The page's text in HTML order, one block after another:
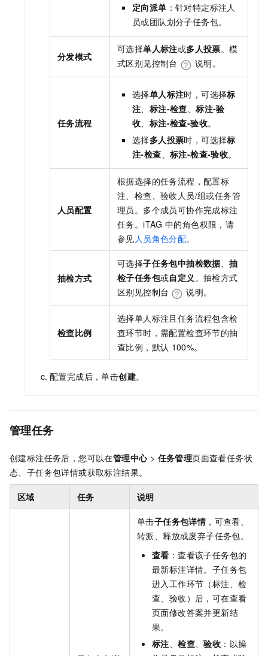
定向派单 ：针对特定标注人
员或团队划分子任务包。
分发模式
可选择单人标注或多人投票。模
式区别见控制台
说明。
任务流程
选择单人标注时，可选择标
注、 标注-检查、标注-验
收、 标注-检查-验收。
选择多人投票时，可选择标
注-检查、标注-检查-验收。
人员配置
根据选择的任务流程，配置标
注、检查、验收人员/组或任务管
理员。多个成员可协作完成标注
任务。iTAG 中的角色权限，请
参见人员角色分配。
抽检方式
可选择子任务包中抽检数据、抽
检子任务包或自定义。抽检方式
区别见控制台
说明。
检查比例
选择单人标注且任务流程包含检
查环节时，需配置检查环节的抽
查比例，默认 100%。
配置完成后，单击创建。
管理任务
创建标注任务后，您可以在管理中心> 任务管理页面查看任务状
态、子任务包详情或获取标注结果。
区域 任务 说明
单击子任务包详情，可查看、
转派、释放或废弃子任务包。
查看 ：查看该子任务包的
最新标注详情。子任务包
进入工作环节（标注、检
查、验收）后，可在查看
页面修改答案并更新结
果。
标注、检查、验收 ：以操